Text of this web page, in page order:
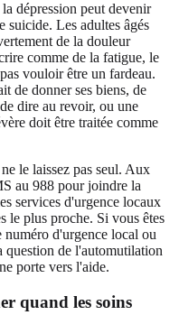
dépression peut devenir
suicide. Les adultes âgés
de la douleur
comme de la fatigue, le
vouloir être un fardeau.
de donner ses biens, de
dire au revoir, ou une
doit être traitée comme
le laissez pas seul. Aux
au 988 pour joindre la
services d'urgence locaux
le plus proche. Si vous êtes
d'urgence local ou
question de l'automutilation
porte vers l'aide.
quand les soins